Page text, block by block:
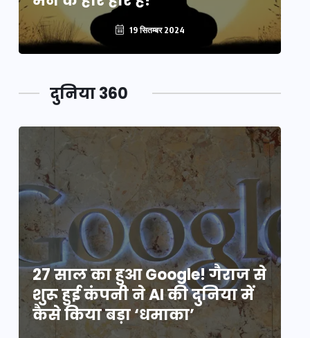
19 सितम्बर 2024
दुनिया 360
27 साल का हुआ Google! गैराज से
शुरू हुई कंपनी ने AI की दुनिया में
कैसे किया बड़ा ‘धमाका’